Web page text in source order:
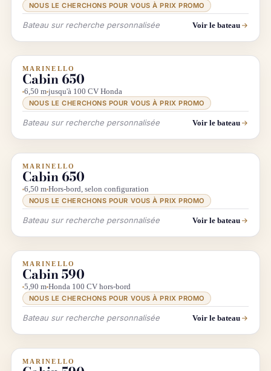
NOUS LE CHERCHONS POUR VOUS À PRIX PROMO
Bateau sur recherche personnalisée Voir le bateau
INFO & RECHERCHE
MARINELLO
Cabin 650
6,50 m jusqu'à 100 CV Honda
NOUS LE CHERCHONS POUR VOUS À PRIX PROMO
Bateau sur recherche personnalisée Voir le bateau
INFO & RECHERCHE
MARINELLO
Cabin 650
6,50 m Hors-bord, selon configuration
NOUS LE CHERCHONS POUR VOUS À PRIX PROMO
Bateau sur recherche personnalisée Voir le bateau
INFO & RECHERCHE
MARINELLO
Cabin 590
5,90 m Honda 100 CV hors-bord
NOUS LE CHERCHONS POUR VOUS À PRIX PROMO
Bateau sur recherche personnalisée Voir le bateau
INFO & RECHERCHE
MARINELLO